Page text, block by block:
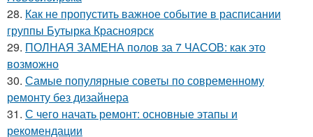
28. Как не пропустить важное событие в расписании
группы Бутырка Красноярск
29. ПОЛНАЯ ЗАМЕНА полов за 7 ЧАСОВ: как это
возможно
30. Самые популярные советы по современному
ремонту без дизайнера
31. С чего начать ремонт: основные этапы и
рекомендации